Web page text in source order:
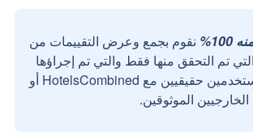
نقوم بجمع وعرض التقييمات من
تم التحقق منها فقط والتي تم إجراؤها
بواسطة مستخدمين حقيقيين مع HotelsCombined أو
الموثوقين.